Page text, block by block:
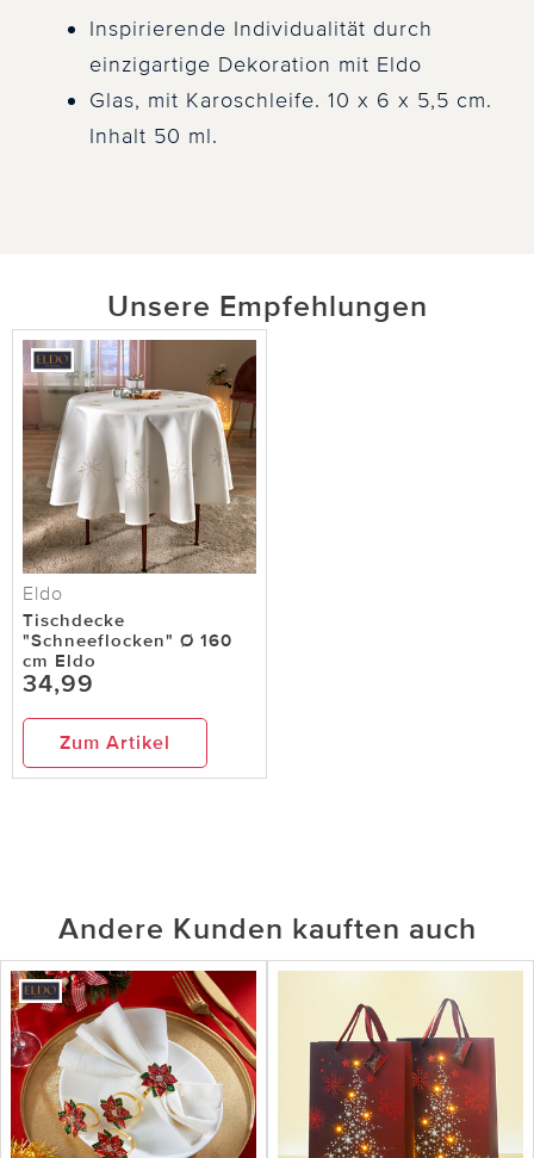
Inspirierende Individualität durch
einzigartige Dekoration mit Eldo
Glas, mit Karoschleife. 10 x 6 x 5,5 cm.
Inhalt 50 ml.
Unsere Empfehlungen
Eldo
Tischdecke
"Schneeflocken" Ø 160
cm Eldo
34,99
Zum Artikel
Andere Kunden kauften auch